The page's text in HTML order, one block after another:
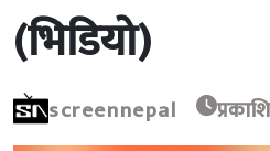
(भिडियो)
screennepal